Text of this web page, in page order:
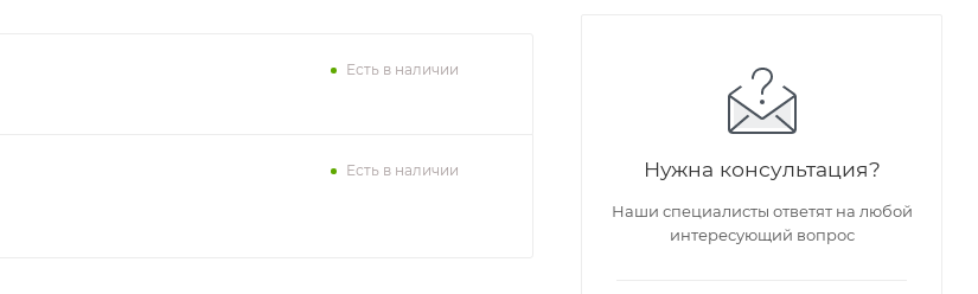
Есть в наличии
Есть в наличии Нужна консультация?
Наши специалисты ответят на любой
интересующий вопрос